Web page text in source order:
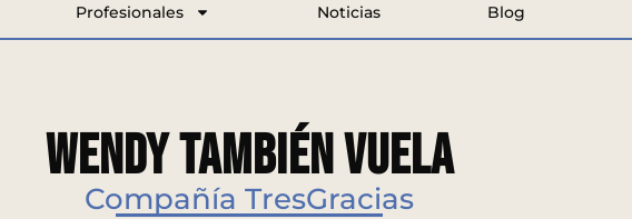
Profesionales Noticias Blog
WENDY TAMBIÉN VUELA
Compañía TresGracias